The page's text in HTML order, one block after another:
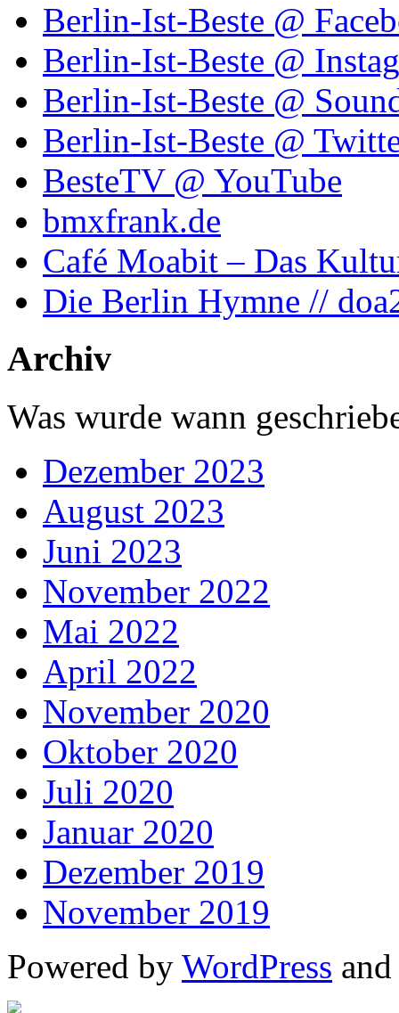
Berlin-Ist-Beste @
Berlin-Ist-Beste @
Berlin-Ist-Beste @
Berlin-Ist-Beste @
BesteTV @ YouTube
bmxfrank.de
Café Moabit – Das
Die Berlin Hymne //
Archiv
Was wurde wann
Dezember 2023
August 2023
Juni 2023
November 2022
Mai 2022
April 2022
November 2020
Oktober 2020
Juli 2020
Januar 2020
Dezember 2019
November 2019
Powered by WordPress